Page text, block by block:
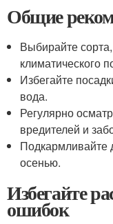
Общие
Выбирайте
климатического
Избегайте
вода.
Регулярно
вредителей и
Подкармливайте
осенью.
Избегайте
ошибок